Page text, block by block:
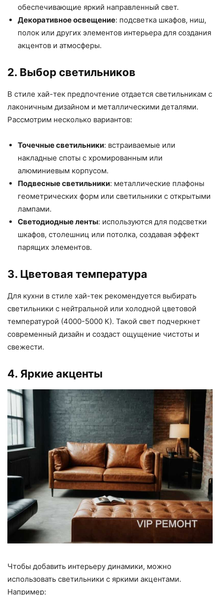
обеспечивающие яркий направленный свет.
Декоративное освещение: подсветка шкафов, ниш,
полок или других элементов интерьера для создания
акцентов и атмосферы.
2. Выбор светильников
В стиле хай-тек предпочтение отдается светильникам с
лаконичным дизайном и металлическими деталями.
Рассмотрим несколько вариантов:
Точечные светильники: встраиваемые или
накладные споты с хромированным или
алюминиевым корпусом.
Подвесные светильники: металлические плафоны
геометрических форм или светильники с открытыми
лампами.
Светодиодные ленты: используются для подсветки
шкафов, столешниц или потолка, создавая эффект
парящих элементов.
3. Цветовая температура
Для кухни в стиле хай-тек рекомендуется выбирать
светильники с нейтральной или холодной цветовой
температурой (4000-5000 К). Такой свет подчеркнет
современный дизайн и создаст ощущение чистоты и
свежести.
4. Яркие акценты
Чтобы добавить интерьеру динамики, можно
использовать светильники с яркими акцентами.
Например: